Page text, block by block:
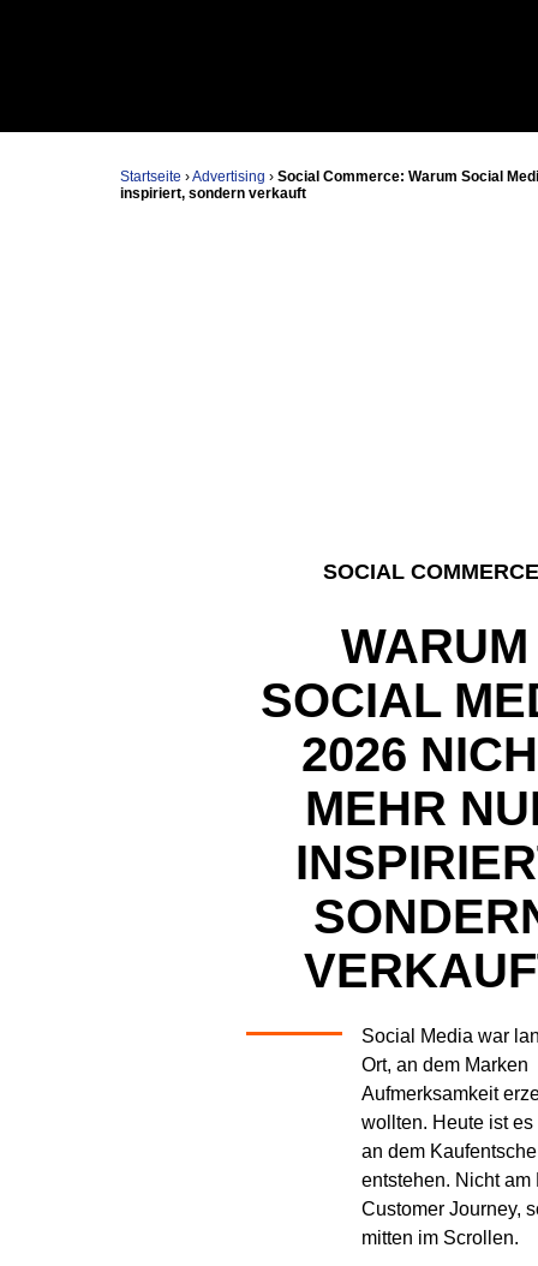
Startseite ›Advertising › Social Commerce: Warum Social
inspiriert, sondern verkauft
SOCIAL
WARUM
SOCIAL
2026
MEHR
Social Media war
Ort, an dem Marken
Aufmerksamkeit
wollten. Heute ist es
an dem
entstehen. Nicht am
Customer Journey,
mitten im Scrollen.